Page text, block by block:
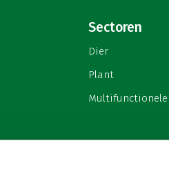
Sectoren
Dier
Plant